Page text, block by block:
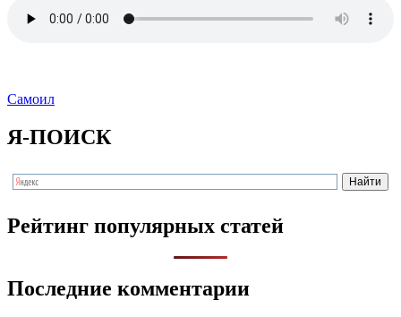
Самоил
Я-ПОИСК
Рейтинг популярных статей
Последние комментарии